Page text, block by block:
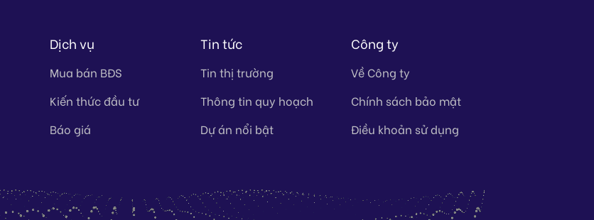
Dịch vụ
Mua bán BĐS
Kiến thức đầu tư
Báo giá
Tin tức
Tin thị trường
Thông tin quy hoạch
Dự án nổi bật
Công ty
Về Công ty
Chính sách bảo mật
Điều khoản sử dụng